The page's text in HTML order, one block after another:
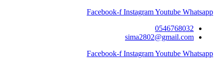
Facebook-f InstagramYoutube Whatsapp
0546768032
sima2802@gmail.com
Facebook-f InstagramYoutube Whatsapp